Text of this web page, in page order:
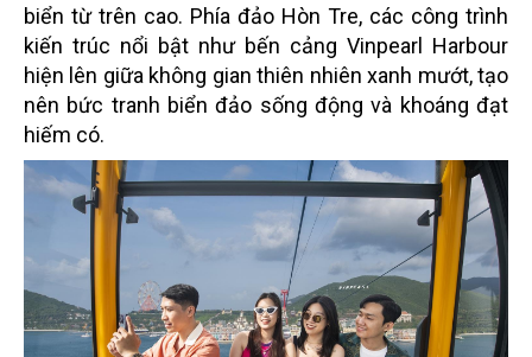
biển từ trên cao. Phía đảo Hòn Tre, các công trình
kiến trúc nổi bật như bến cảng Vinpearl Harbour
hiện lên giữa không gian thiên nhiên xanh mướt, tạo
nên bức tranh biển đảo sống động và khoáng đạt
hiếm có.